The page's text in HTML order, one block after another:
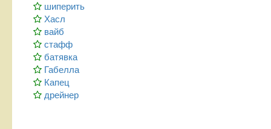
шиперить
Хасл
вайб
стафф
батявка
Габелла
Капец
дрейнер